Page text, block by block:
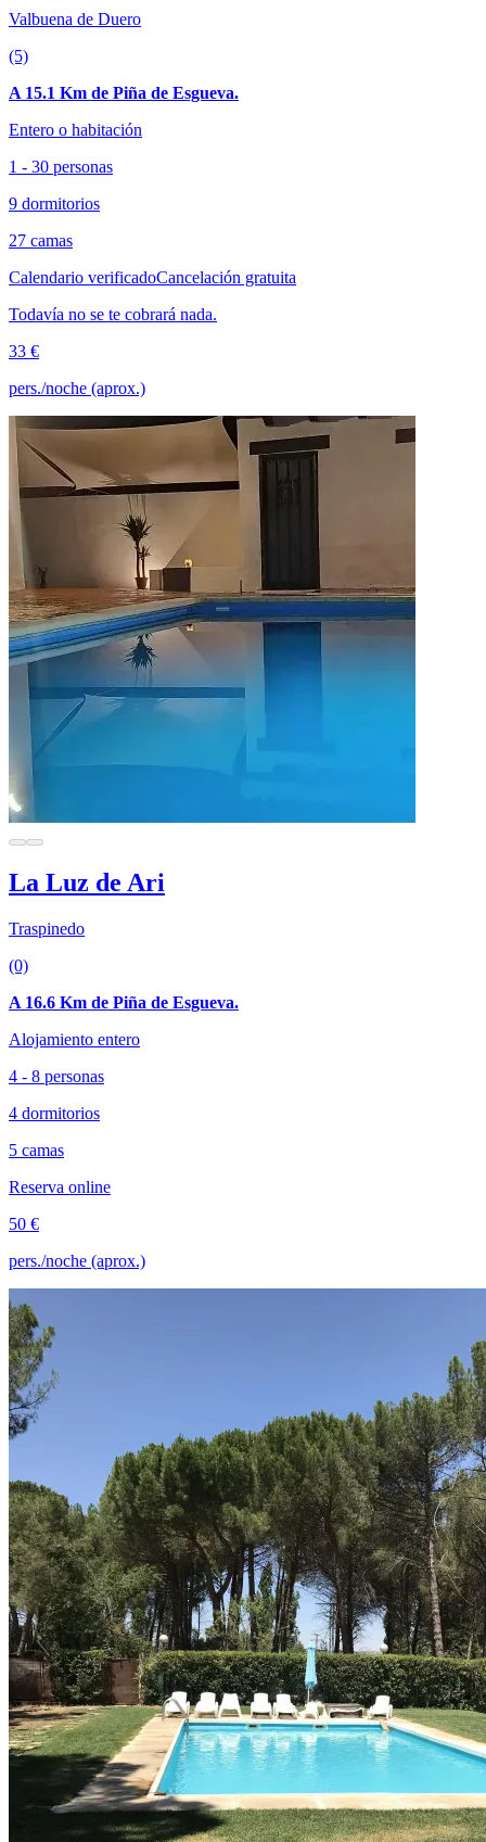
Valbuena de Duero
(5)
A 15.1 Km de Piña de Esgueva.
Entero o habitación
1 - 30 personas
9 dormitorios
27 camas
Calendario verificadoCancelación gratuita
Todavía no se te cobrará nada.
33 €
pers./noche (aprox.)
La Luz de Ari
Traspinedo
(0)
A 16.6 Km de Piña de Esgueva.
Alojamiento entero
4 - 8 personas
4 dormitorios
5 camas
Reserva online
50 €
pers./noche (aprox.)